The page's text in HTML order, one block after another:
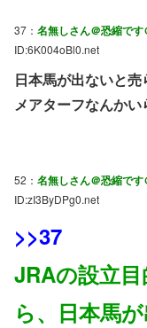
37： 名無しさん＠恐縮で
ID:6K004oBl0.net
日本馬が出ないと売
メアターフなんか
52： 名無しさん＠恐縮で
ID:zI3ByDPg0.net
>>37
JRAの設立
ら、日本馬